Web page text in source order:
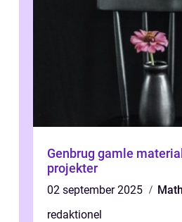
Genbrug gamle
projekter
02 september 2025
redaktionel